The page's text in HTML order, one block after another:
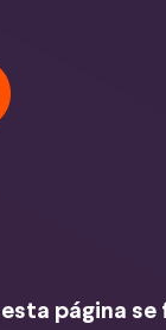
esta página